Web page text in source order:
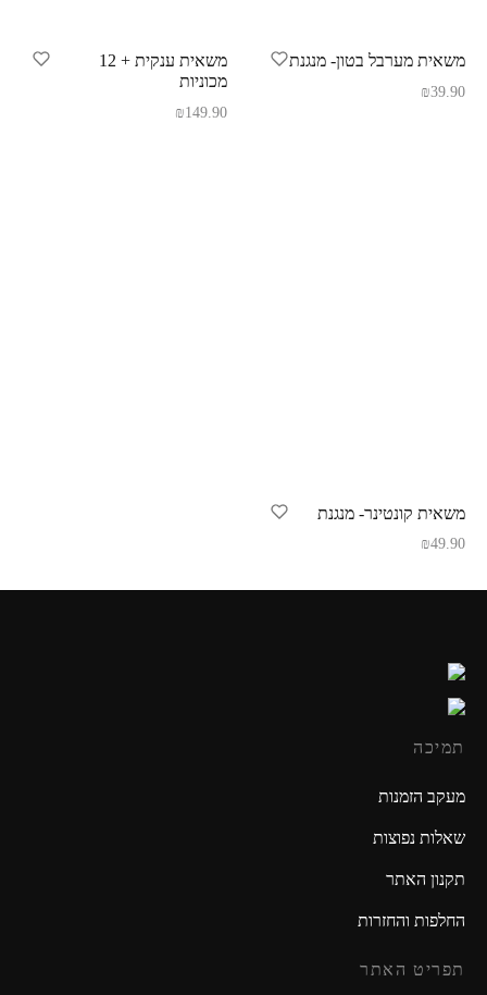
משאית מערבל בטון- מנגנת
₪39.90
משאית ענקית + 12
מכוניות
₪149.90
משאית קונטינר- מנגנת
₪49.90
תמיכה
מעקב הזמנות
שאלות נפוצות
תקנון האתר
החלפות והחזרות
תפריט האתר